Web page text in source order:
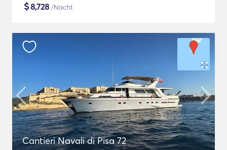
$8,728 /Nacht
Cantieri Navali di Pisa 72